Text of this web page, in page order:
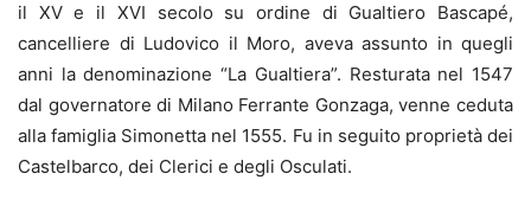
il XV e il XVI secolo su ordine di Gualtiero Bascapé,
cancelliere di Ludovico il Moro, aveva assunto in quegli
anni la denominazione “La Gualtiera”. Resturata nel 1547
dal governatore di Milano Ferrante Gonzaga, venne ceduta
alla famiglia Simonetta nel 1555. Fu in seguito proprietà dei
Castelbarco, dei Clerici e degli Osculati.